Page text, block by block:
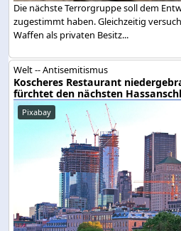
Die nächste Terrorgruppe soll dem
zugestimmt haben. Gleichzeitig
Waffen als privaten Besitz...
Welt -- Antisemitismus
Koscheres Restaurant
fürchtet den nächsten
Pixabay